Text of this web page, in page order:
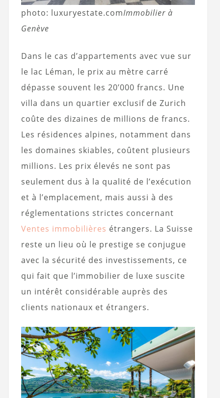
photo: luxuryestate.comImmobilier à
Genève
Dans le cas d’appartements avec vue sur
le lac Léman, le prix au mètre carré
dépasse souvent les 20’000 francs. Une
villa dans un quartier exclusif de Zurich
coûte des dizaines de millions de francs.
Les résidences alpines, notamment dans
les domaines skiables, coûtent plusieurs
millions. Les prix élevés ne sont pas
seulement dus à la qualité de l’exécution
et à l’emplacement, mais aussi à des
réglementations strictes concernant
Ventes immobilières étrangers. La Suisse
reste un lieu où le prestige se conjugue
avec la sécurité des investissements, ce
qui fait que l’immobilier de luxe suscite
un intérêt considérable auprès des
clients nationaux et étrangers.